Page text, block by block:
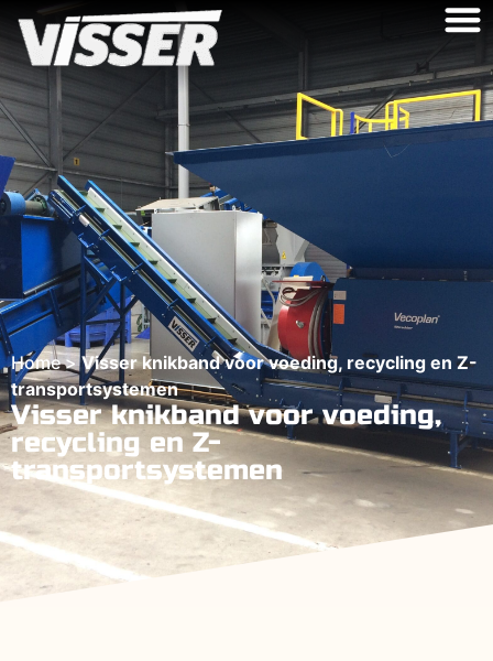
Home>Visser knikband voor voeding, recycling en Z-
transportsystemen
Visser knikband voor voeding,
recycling en Z-
transportsystemen